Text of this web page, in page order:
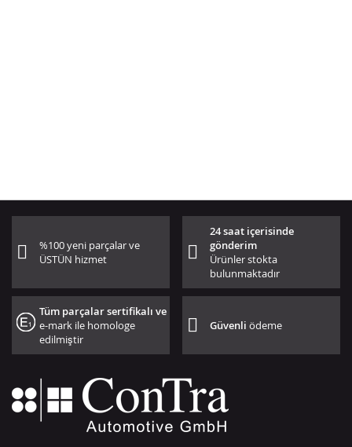
%100 yeni parçalar ve
ÜSTÜN hizmet
24 saat içerisinde
gönderim
Ürünler stokta
bulunmaktadır
Tüm parçalar sertifikalı ve
e-mark ile homologe
edilmiştir
Güvenliödeme